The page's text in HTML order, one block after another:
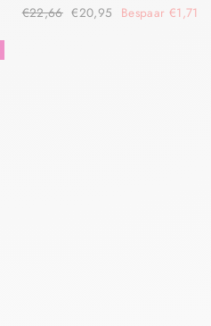
€22,66 €20,95 Bespaar €1,71